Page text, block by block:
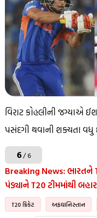
વિરાટ કોહલીની જગ્યાએ
પસંદગી થવાની શક્યતા વધુ
6/ 6
Breaking News: ભારતને
પંડ્યાને T20 ટીમમાંથી
T20 ક્રિકેટ અફઘાનિસ્તાન